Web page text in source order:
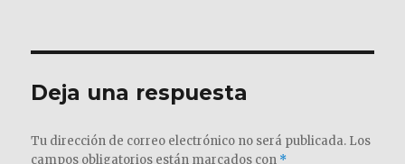
Deja una respuesta
Tu dirección de correo electrónico no será publicada. Los
campos obligatorios están marcados con *